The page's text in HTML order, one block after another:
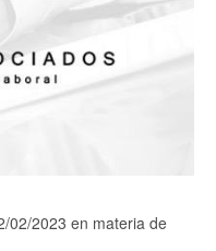
02/2023 en materia de